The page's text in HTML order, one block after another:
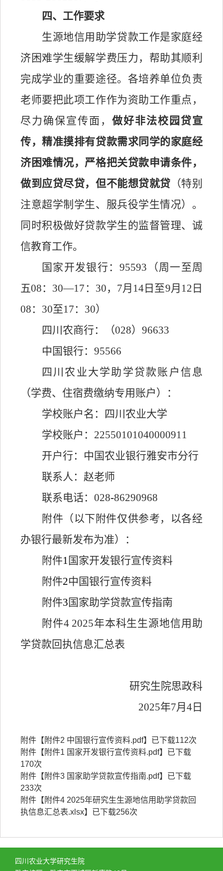
四、工作要求
生源地信用助学贷款工作是家庭经
济困难学生缓解学费压力，帮助其顺利
完成学业的重要途径。各培养单位负责
老师要把此项工作作为资助工作重点，
尽力确保宣传面， 做好非法校园贷宣
传，精准摸排有贷款需求同学的家庭经
济困难情况，严格把关贷款申请条件，
做到应贷尽贷，但不能想贷就贷 （特别
注意超学制学生、服兵役学生情况） 。
同时积极做好贷款学生的监督管理、诚
信教育工作。
国家开发银行：95593（周一至周
五08：30—17：30，7月14 日至9月12 日
08：30至17：30）
四川农商行：（028）96633
中国银行： 95566
四川农业大学助学贷款账户信息
（学费、住宿费缴纳专用账户）：
学校账户名：四川农业大学
学校账户： 22550101040000911
开户行：中国农业银行雅安市分行
联系人： 赵老师
联系电话： 028-86290968
附件（以下附件仅供参考，以各经
办银行最新发布为准）：
附件1国家开发银行宣传资料
附件2中国银行宣传资料
附件3国家助学贷款宣传指南
附件4 2025年本科生生源地信用助
学贷款回执信息汇总表
研究生院思政科
2025年7月 4 日
附件【 附件2 中国银行宣传资料.pdf】已下载112次
附件【 附件1 国家开发银行宣传资料.pdf】已下载
170次
附件【 附件3 国家助学贷款宣传指南.pdf】已下载
233次
附件【 附件4 2025年研究生生源地信用助学贷款回
执信息汇总表.xlsx】已下载256次
四川农业大学研究生院